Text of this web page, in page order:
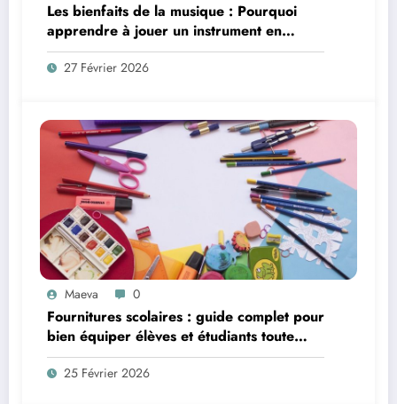
Les bienfaits de la musique : Pourquoi
apprendre à jouer un instrument en
2026 ?
27 Février 2026
Maeva 0
Fournitures scolaires : guide complet pour
bien équiper élèves et étudiants toute
l’année
25 Février 2026